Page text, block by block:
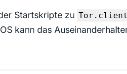
Startskripte zu Tor.client
kann das